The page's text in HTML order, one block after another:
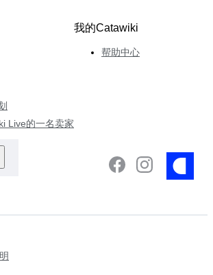
Live的一名卖家
我的Catawiki
帮助中心